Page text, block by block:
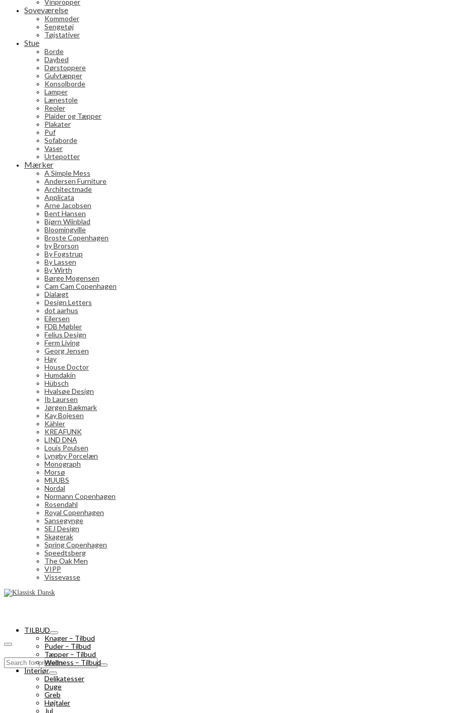
Vinpropper
Soveværelse
Kommoder
Sengetøj
Tøjstativer
Stue
Borde
Daybed
Dørstoppere
Gulvtæpper
Konsolborde
Lamper
Lænestole
Reoler
Plaider og Tæpper
Plakater
Puf
Sofaborde
Vaser
Urtepotter
Mærker
A Simple Mess
Andersen Furniture
Architectmade
Applicata
Arne Jacobsen
Bent Hansen
Bjørn Wiinblad
Bloomingville
Broste Copenhagen
by Brorson
By Fogstrup
By Lassen
By Wirth
Børge Mogensen
Cam Cam Copenhagen
Dialægt
Design Letters
dot aarhus
Eilersen
FDB Møbler
Felius Design
Ferm Living
Georg Jensen
Hay
House Doctor
Humdakin
Hübsch
Hvalsøe Design
Ib Laursen
Jørgen Bækmark
Kay Bojesen
Kähler
KREAFUNK
LIND DNA
Louis Poulsen
Lyngby Porcelæn
Monograph
Morsø
MUUBS
Nordal
Normann Copenhagen
Rosendahl
Royal Copenhagen
Sansegynge
SEJ Design
Skagerak
Spring Copenhagen
Speedtsberg
The Oak Men
VIPP
Vissevasse
Search
for:
TILBUD
Knager – Tilbud
Puder – Tilbud
Tæpper – Tilbud
Wellness – Tilbud
Interiør
Delikatesser
Duge
Greb
Højtaler
Jul